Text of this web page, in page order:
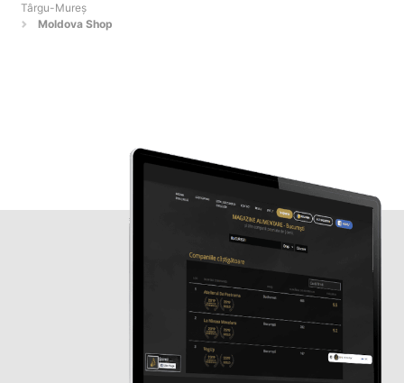
Târgu-Mureş
Moldova Shop